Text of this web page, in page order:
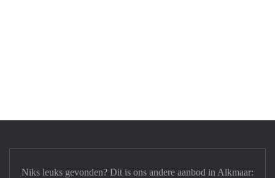
Niks leuks gevonden? Dit is ons andere aanbod in Alkmaar: